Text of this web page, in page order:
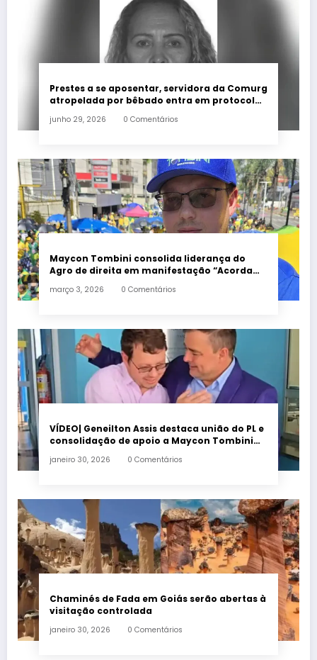
Prestes a se aposentar, servidora da Comurg
atropelada por bêbado entra em protocolo
junho 29, 2026 0 Comentários
Maycon Tombini consolida liderança do
Agro de direita em manifestação “Acorda
março 3, 2026 0 Comentários
VÍDEO| Geneilton Assis destaca união do PL e
consolidação de apoio a Maycon Tombini
janeiro 30, 2026 0 Comentários
Chaminés de Fada em Goiás serão abertas à
visitação controlada
janeiro 30, 2026 0 Comentários